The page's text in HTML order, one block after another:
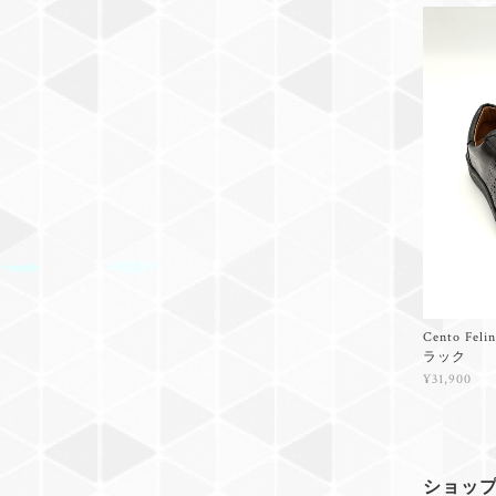
Cento
ラック
¥31,900
ショッ